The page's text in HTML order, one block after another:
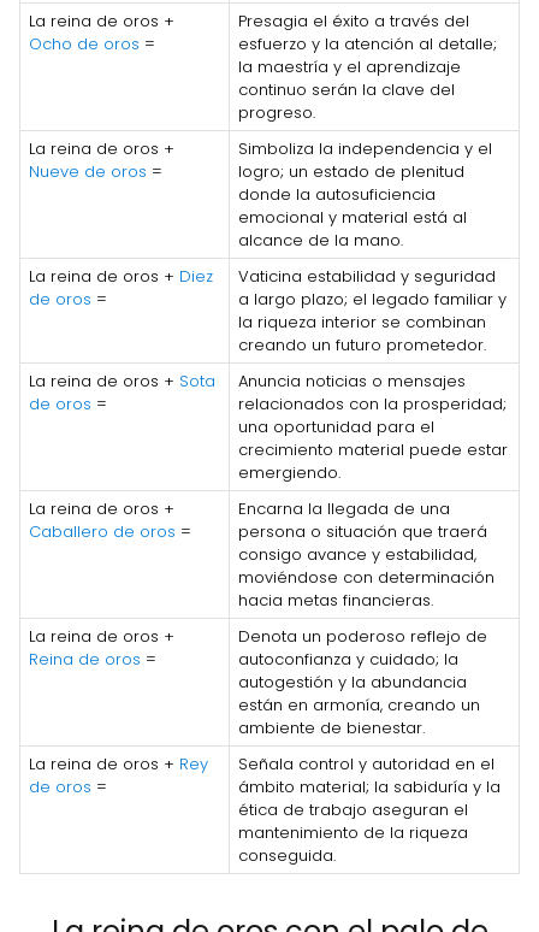
La reina de oros +
Ocho de oros =
Presagia el éxito a través del
esfuerzo y la atención al detalle;
la maestría y el aprendizaje
continuo serán la clave del
progreso.
La reina de oros +
Nueve de oros =
Simboliza la independencia y el
logro; un estado de plenitud
donde la autosuficiencia
emocional y material está al
alcance de la mano.
La reina de oros + Diez
de oros =
Vaticina estabilidad y seguridad
a largo plazo; el legado familiar y
la riqueza interior se combinan
creando un futuro prometedor.
La reina de oros + Sota
de oros =
Anuncia noticias o mensajes
relacionados con la prosperidad;
una oportunidad para el
crecimiento material puede estar
emergiendo.
La reina de oros +
Caballero de oros =
Encarna la llegada de una
persona o situación que traerá
consigo avance y estabilidad,
moviéndose con determinación
hacia metas financieras.
La reina de oros +
Reina de oros =
Denota un poderoso reflejo de
autoconfianza y cuidado; la
autogestión y la abundancia
están en armonía, creando un
ambiente de bienestar.
La reina de oros + Rey
de oros =
Señala control y autoridad en el
ámbito material; la sabiduría y la
ética de trabajo aseguran el
mantenimiento de la riqueza
conseguida.